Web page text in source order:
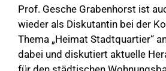
Prof. Gesche Grabenhorst ist
wieder als Diskutantin bei der
Thema „Heimat Stadtquartier“
dabei und diskutiert aktuelle